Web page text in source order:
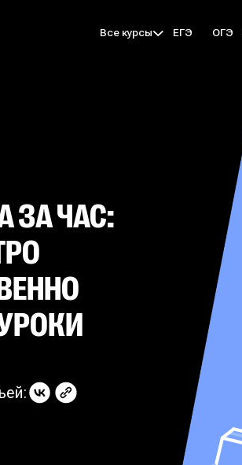
Все курсы ЕГЭ ОГЭ
ЧАС: